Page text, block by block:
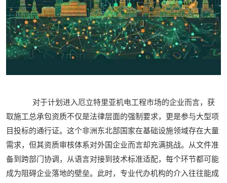
对于计划进入厄立特里亚机电工程市场的企业而言，获
取施工总承包资质不仅是法律层面的强制要求，更是参与大型项
目投标的通行证。这个非洲东北部国家在基础设施领域存在大量
需求，但其资质审核体系对外国企业而言却充满挑战。从文件准
备到跨部门协调，从语言对接到技术标准适配，每个环节都可能
成为阻碍企业落地的壁垒。此时，专业代办机构的介入往往能成